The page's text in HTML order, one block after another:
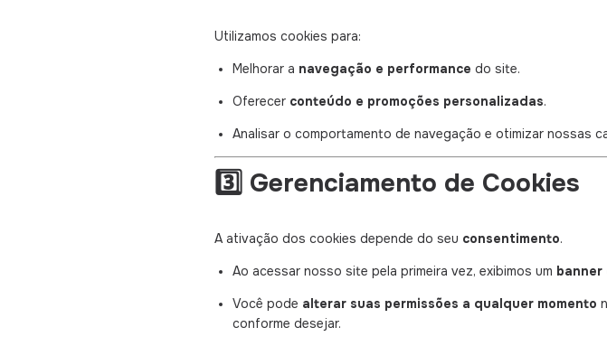
Utilizamos cookies para:
Melhorar a navegação e performance do site.
Oferecer conteúdo e promoções personalizadas.
Analisar o comportamento de navegação e otimizar nossas
3️⃣ Gerenciamento de Cookies
A ativação dos cookies depende do seu consentimento.
Ao acessar nosso site pela primeira vez, exibimos um banner
Você pode alterar suas permissões a qualquer momento
conforme desejar.